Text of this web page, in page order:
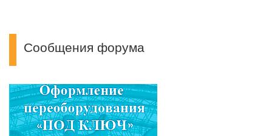
Сообщения форума